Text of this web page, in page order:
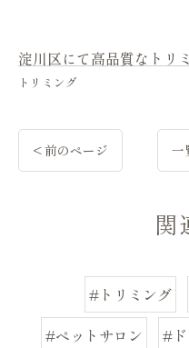
淀川区にて高品質なトリ
トリミング
< 前のページ 一
関
#トリミング
#ペットサロン
#